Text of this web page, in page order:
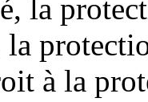
la
la
à la